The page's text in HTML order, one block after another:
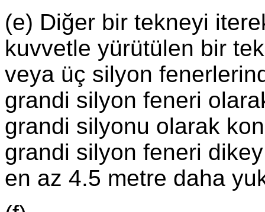
(e) Diğer bir tekneyi
kuvvetle yürütülen bir
veya üç silyon
grandi silyon feneri
grandi silyonu olarak
grandi silyon feneri
en az 4.5 metre daha